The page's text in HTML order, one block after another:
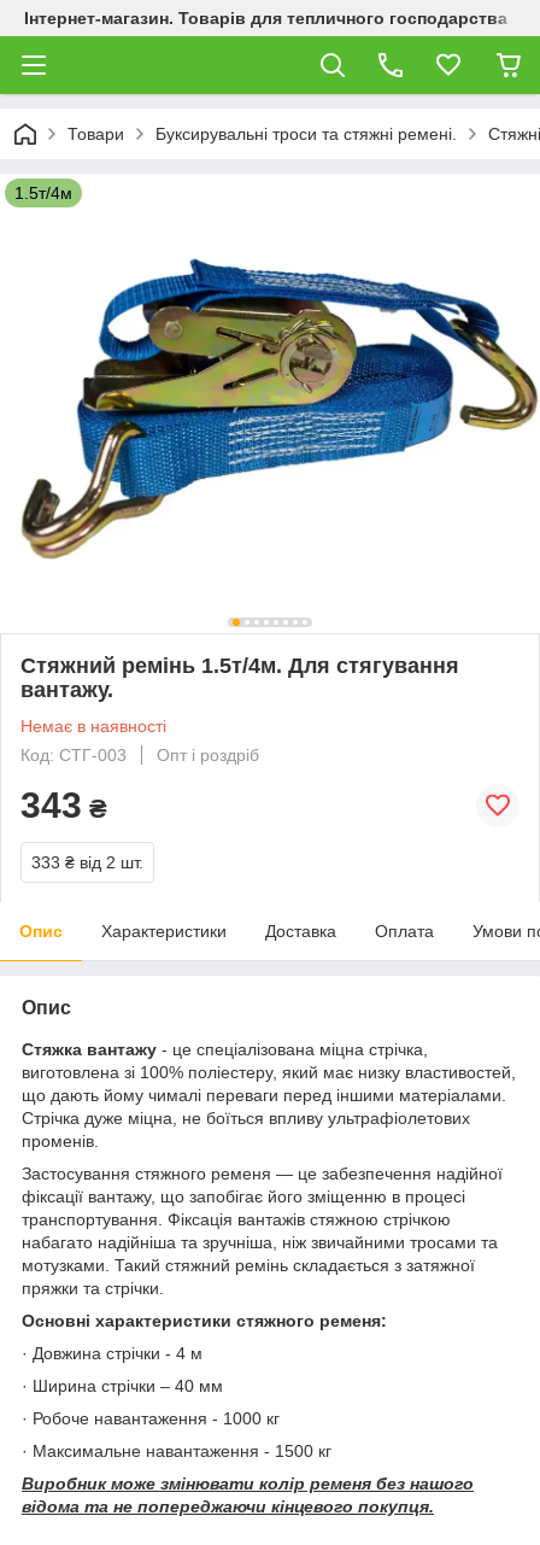
Інтернет-магазин. Товарів для тепличного господарства
Товари Буксирувальні троси та стяжні ремені.
1.5т/4м
Стяжний ремінь 1.5т/4м. Для стягування
вантажу.
Немає в наявності
Код: СТГ-003
Опт і роздріб
343 ₴
333 ₴ від 2 шт.
Опис Характеристики Доставка Оплата Умови
Опис
Стяжка вантажу - це спеціалізована міцна стрічка,
виготовлена зі 100% поліестеру, який має низку властивостей,
що дають йому чималі переваги перед іншими матеріалами.
Стрічка дуже міцна, не боїться впливу ультрафіолетових
променів.
Застосування стяжного ременя — це забезпечення надійної
фіксації вантажу, що запобігає його зміщенню в процесі
транспортування. Фіксація вантажів стяжною стрічкою
набагато надійніша та зручніша, ніж звичайними тросами та
мотузками. Такий стяжний ремінь складається з затяжної
пряжки та стрічки.
Основні характеристики стяжного ременя:
· Довжина стрічки - 4 м
· Ширина стрічки – 40 мм
· Робоче навантаження - 1000 кг
· Максимальне навантаження - 1500 кг
Виробник може змінювати колір ременя без нашого
відома та не попереджаючи кінцевого покупця.